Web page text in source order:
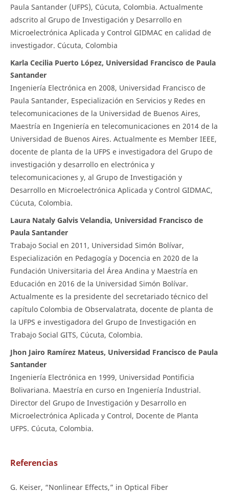
Paula Santander (UFPS), Cúcuta, Colombia. Actualmente
adscrito al Grupo de Investigación y Desarrollo en
Microelectrónica Aplicada y Control GIDMAC en calidad de
investigador. Cúcuta, Colombia
Karla Cecilia Puerto López, Universidad Francisco de Paula
Santander
Ingeniería Electrónica en 2008, Universidad Francisco de
Paula Santander, Especialización en Servicios y Redes en
telecomunicaciones de la Universidad de Buenos Aires,
Maestría en Ingeniería en telecomunicaciones en 2014 de la
Universidad de Buenos Aires. Actualmente es Member IEEE,
docente de planta de la UFPS e investigadora del Grupo de
investigación y desarrollo en electrónica y
telecomunicaciones y, al Grupo de Investigación y
Desarrollo en Microelectrónica Aplicada y Control GIDMAC,
Cúcuta, Colombia.
Laura Nataly Galvis Velandia, Universidad Francisco de
Paula Santander
Trabajo Social en 2011, Universidad Simón Bolívar,
Especialización en Pedagogía y Docencia en 2020 de la
Fundación Universitaria del Área Andina y Maestría en
Educación en 2016 de la Universidad Simón Bolívar.
Actualmente es la presidente del secretariado técnico del
capítulo Colombia de Observalatrata, docente de planta de
la UFPS e investigadora del Grupo de Investigación en
Trabajo Social GITS, Cúcuta, Colombia.
Jhon Jairo Ramírez Mateus, Universidad Francisco de Paula
Santander
Ingeniería Electrónica en 1999, Universidad Pontificia
Bolivariana. Maestría en curso en Ingeniería Industrial.
Director del Grupo de Investigación y Desarrollo en
Microelectrónica Aplicada y Control, Docente de Planta
UFPS. Cúcuta, Colombia.
Referencias
G. Keiser, “Nonlinear Effects,” in Optical Fiber